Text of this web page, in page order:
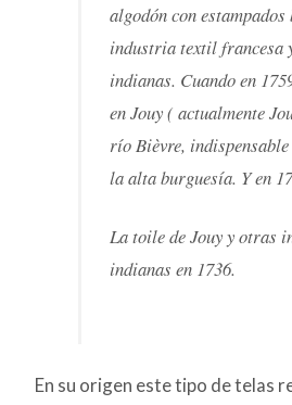
algodón con
industria textil francesa
indianas. Cuando en
en Jouy ( actualmente
río Bièvre,
la alta burguesía. Y en
La toile de Jouy y otras
indianas en 1736.
En su origen este tipo de telas